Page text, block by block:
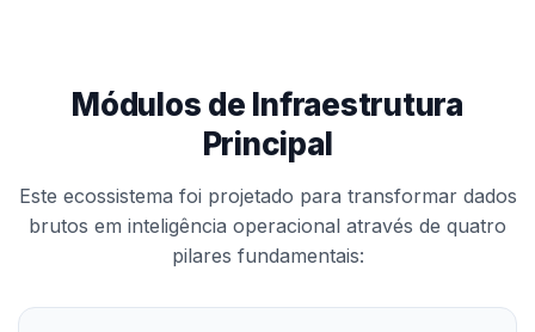
Módulos de Infraestrutura
Principal
Este ecossistema foi projetado para transformar dados
brutos em inteligência operacional através de quatro
pilares fundamentais: